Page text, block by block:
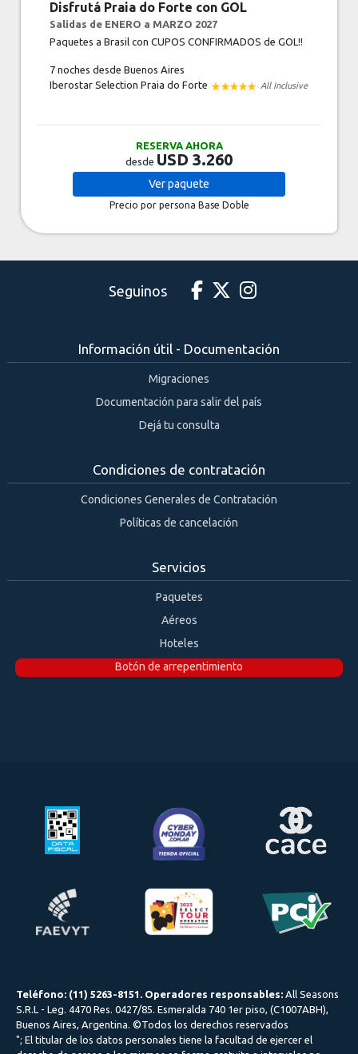
Disfrutá Praia do Forte con GOL
Salidas de ENERO a MARZO 2027
Paquetes a Brasil con CUPOS CONFIRMADOS de GOL!!
7 nochesdesde Buenos Aires
Iberostar Selection Praia do Forte
All Inclusive
RESERVA AHORA
desde USD 3.260
Verpaquete
Precio por persona Base Doble
Seguinos
Información útil - Documentación
Migraciones
Documentación para salir del país
Dejá tu consulta
Condiciones de contratación
Condiciones Generales de Contratación
Políticas de cancelación
Servicios
Paquetes
Aéreos
Hoteles
Botón de arrepentimiento
Teléfono: (11) 5263-8151. Operadores responsables: All Seasons
S.R.L - Leg. 4470 Res. 0427/85. Esmeralda 740 1er piso, (C1007ABH),
Buenos Aires, Argentina. ©Todos los derechos reservados
"; El titular de los datos personales tiene la facultad de ejercer el